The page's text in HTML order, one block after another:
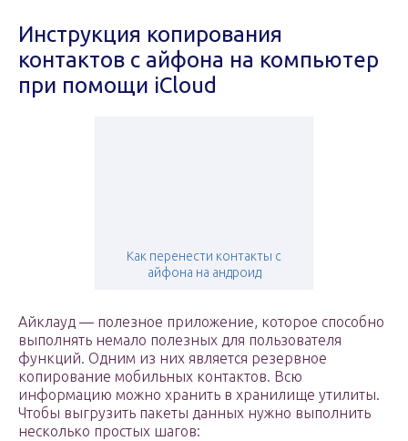
Инструкция копирования
контактов с айфона на компьютер
при помощи iCloud
Как перенести контакты с
айфона на андроид
Айклауд — полезное приложение, которое способно
выполнять немало полезных для пользователя
функций. Одним из них является резервное
копирование мобильных контактов. Всю
информацию можно хранить в хранилище утилиты.
Чтобы выгрузить пакеты данных нужно выполнить
несколько простых шагов: